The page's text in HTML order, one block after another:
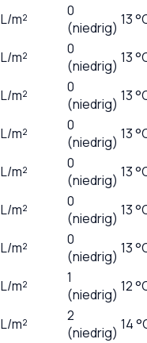
L/m²
0
(niedrig) 13
L/m²
0
(niedrig) 13
L/m²
0
(niedrig) 13
L/m²
0
(niedrig) 13
L/m²
0
(niedrig) 13
L/m²
0
(niedrig) 13
L/m²
0
(niedrig) 13
L/m²
1
(niedrig) 12
L/m²
2
(niedrig) 14